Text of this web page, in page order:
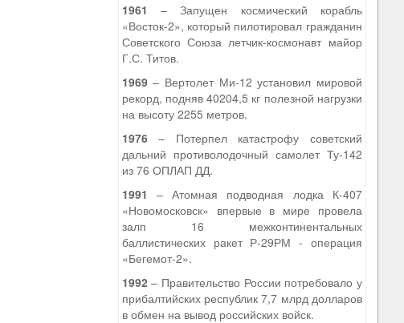
1961 – Запущен космический корабль
«Восток-2», который пилотировал гражданин
Советского Союза летчик-космонавт майор
Г.С. Титов.
1969– Вертолет Ми-12 установил мировой
рекорд, подняв 40204,5 кг полезной нагрузки
на высоту 2255 метров.
1976– Потерпел катастрофу советский
дальний противолодочный самолет Ту-142
из 76 ОПЛАП ДД.
1991 – Атомная подводная лодка К-407
«Новомосковск» впервые в мире провела
залп 16 межконтинентальных
баллистических ракет Р-29РМ - операция
«Бегемот-2».
1992– Правительство России потребовало у
прибалтийских республик 7,7 млрд долларов
в обмен на вывод российских войск.